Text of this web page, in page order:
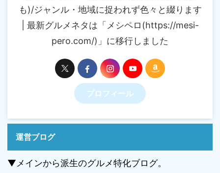
も)/ジャンル・地域に捉われず色々と綴ります
| 最新グルメネタは「メシペロ(https://mesi-
pero.com/)」に移行しました
プロフィール
運営ブログ
▼メインから派生のグルメ特化ブログ。